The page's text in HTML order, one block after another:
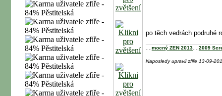
po těch vedrách podruhé
mocný ZEN 2013 2009
Naposledy upravil zfiře 13-09-